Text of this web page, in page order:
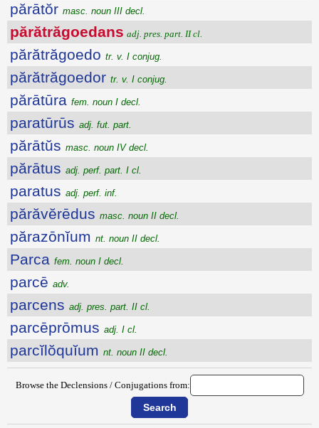
părātŏr masc. noun III decl.
părătrăgoedans adj. pres. part. II cl.
părătrăgoedo tr. v. I conjug.
părătrăgoedor tr. v. I conjug.
părātūra fem. noun I decl.
paratūrūs adj. fut. part.
părātŭs masc. noun IV decl.
părātus adj. perf. part. I cl.
paratus adj. perf. inf.
părăvĕrēdus masc. noun II decl.
părazōnĭum nt. noun II decl.
Parca fem. noun I decl.
parcē adv.
parcens adj. pres. part. II cl.
parcēprōmus adj. I cl.
parcĭlŏquĭum nt. noun II decl.
Browse the Declensions / Conjugations from: